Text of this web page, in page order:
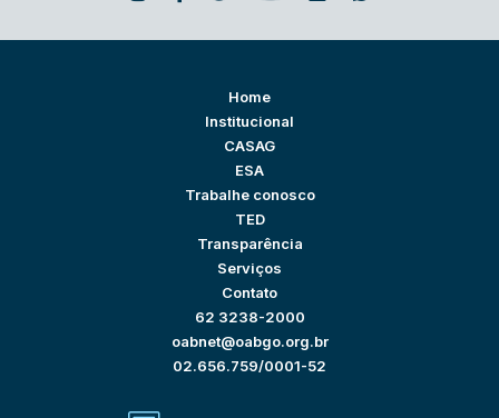
Home
Institucional
CASAG
ESA
Trabalhe conosco
TED
Transparência
Serviços
Contato
62 3238-2000
oabnet@oabgo.org.br
02.656.759/0001-52